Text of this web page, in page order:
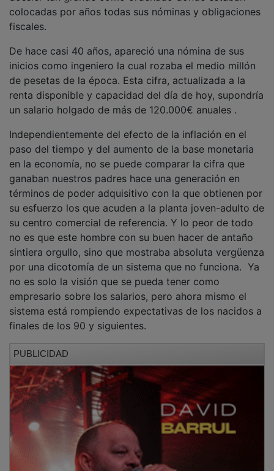
colocadas por años todas sus nóminas y obligaciones
fiscales.
inicios como ingeniero la cual rozaba el medio millón
de pesetas de la época. Esta cifra, actualizada a la
renta disponible y capacidad del día de hoy, supondría
un salario holgado de más de 120.000€ anuales .
paso del tiempo y del aumento de la base monetaria
en la economía, no se puede comparar la cifra que
ganaban nuestros padres hace una generación en
términos de poder adquisitivo con la que obtienen por
su esfuerzo los que acuden a la planta joven-adulto de
su centro comercial de referencia. Y lo peor de todo
no es que este hombre con su buen hacer de antaño
sintiera orgullo, sino que mostraba absoluta vergüenza
por una dicotomía de un sistema que no funciona. Ya
no es solo la visión que se pueda tener como
empresario sobre los salarios, pero ahora mismo el
sistema está rompiendo expectativas de los nacidos a
finales de los 90 y siguientes.